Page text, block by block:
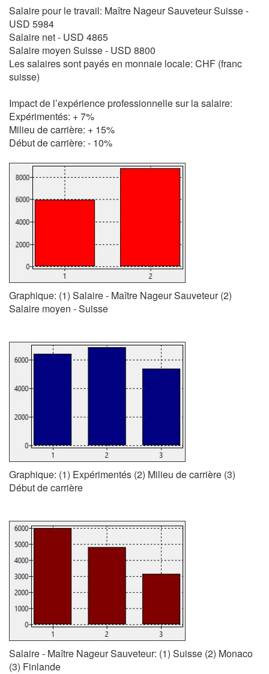
Salaire pour le travail: Maître Nageur Sauveteur Suisse -
USD 5984
Salaire net - USD 4865
Salaire moyen Suisse - USD 8800
Les salaires sont payés en monnaie locale: CHF (franc
suisse)
Impact de l’expérience professionnelle sur la salaire:
Expérimentés: + 7%
Milieu de carrière: + 15%
Début de carrière: - 10%
Graphique: (1) Salaire - Maître Nageur Sauveteur (2)
Salaire moyen - Suisse
Graphique: (1) Expérimentés (2) Milieu de carrière (3)
Début de carrière
Salaire - Maître Nageur Sauveteur: (1) Suisse (2) Monaco
(3) Finlande